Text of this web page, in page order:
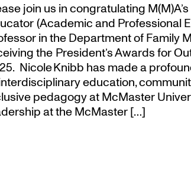
join us in congratulating
(Academic and Professional
in the Department of Family
the President’s Awards for
Nicole Knibb has made a
education,
pedagogy at McMaster
at the McMaster […]